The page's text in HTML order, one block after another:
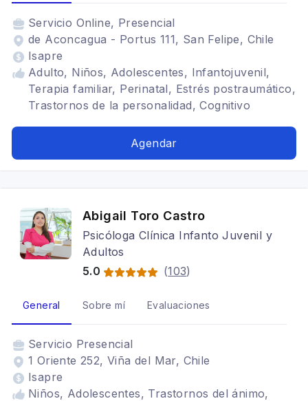
Servicio Online, Presencial
de Aconcagua - Portus 111, San Felipe, Chile
Isapre
Adulto, Niños, Adolescentes, Infantojuvenil,
Terapia familiar, Perinatal, Estrés postraumático,
Trastornos de la personalidad, Cognitivo
Agendar
Abigail Toro Castro
Psicóloga Clínica Infanto Juvenil y
Adultos
5.0
(103)
General Sobre mí Evaluaciones
Servicio Presencial
1 Oriente 252, Viña del Mar, Chile
Isapre
Niños, Adolescentes, Trastornos del ánimo,